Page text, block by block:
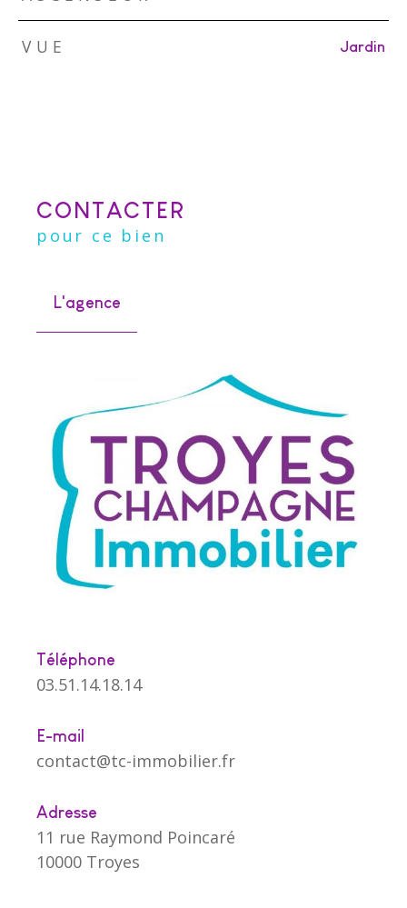
VUE Jardin
CONTACTER
pour ce bien
L'agence
Téléphone
03.51.14.18.14
E-mail
contact@tc-immobilier.fr
Adresse
11 rue Raymond Poincaré
10000 Troyes